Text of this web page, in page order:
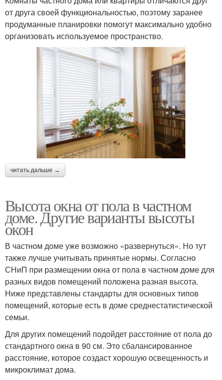
от друга своей функциональностью, поэтому заранее
продуманные планировки помогут максимально удобно
организовать используемое пространство.
читать дальше →
Высота окна от пола в частном
доме. Другие варианты высоты
окон
В частном доме уже возможно «развернуться». Но тут
также лучше учитывать принятые нормы. Согласно
СНиП при размещении окна от пола в частном доме для
разных видов помещений положена разная высота.
Ниже представлены стандарты для основных типов
помещений, которые есть в доме среднестатистической
семьи.
Для других помещений подойдет расстояние от пола до
стандартного окна в 90 см. Это сбалансированное
расстояние, которое создаст хорошую освещенность и
микроклимат дома.